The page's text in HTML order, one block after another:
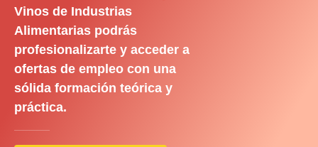
Vinos de Industrias
Alimentarias podrás
profesionalizarte y acceder a
ofertas de empleo con una
sólida formación teórica y
práctica.